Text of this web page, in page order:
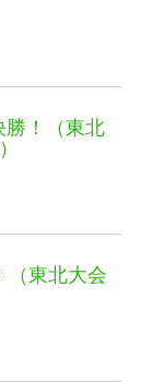
！（東北
（東北大会